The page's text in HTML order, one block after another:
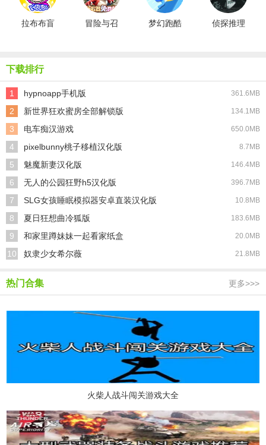
拉布布盲
冒险与召
梦幻跑酷
侦探推理
下载排行
1 hypnoapp手机版 361.6MB
2 新世界狂欢蜜房全部解锁版 134.1MB
3 电车痴汉游戏 650.0MB
4 pixelbunny桃子移植汉化版 8.7MB
5 魅魔新妻汉化版 146.4MB
6 无人的公园狂野h5汉化版 396.7MB
7 SLG女孩睡眠模拟器安卓直装汉化版 10.8MB
8 夏日狂想曲冷狐版 183.6MB
9 和家里蹲妹妹一起看家纸盒 20.0MB
10 奴隶少女希尔薇 21.8MB
热门合集 更多>>>
火柴人战斗闯关游戏大全